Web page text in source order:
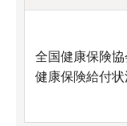
全国健康保険
健康保険給付状